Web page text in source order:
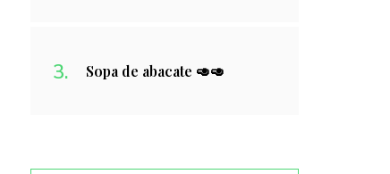
Sopa de abacate 🥑🥑